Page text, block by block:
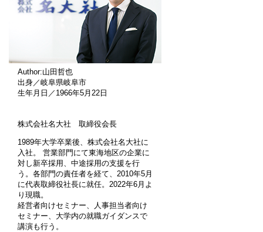
Author:山田哲也
出身／岐阜県岐阜市
生年月日／1966年5月22日
株式会社名大社 取締役会長
1989年大学卒業後、株式会社名大社に
入社。 営業部門にて東海地区の企業に
対し新卒採用、中途採用の支援を行
う。各部門の責任者を経て、2010年5月
に代表取締役社長に就任。2022年6月よ
り現職。
経営者向けセミナー、人事担当者向け
セミナー、大学内の就職ガイダンスで
講演も行う。